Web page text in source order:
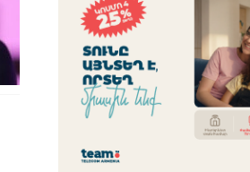
Правовой
падения власти:
Царукяна и
«Паст»
Размик Марукян